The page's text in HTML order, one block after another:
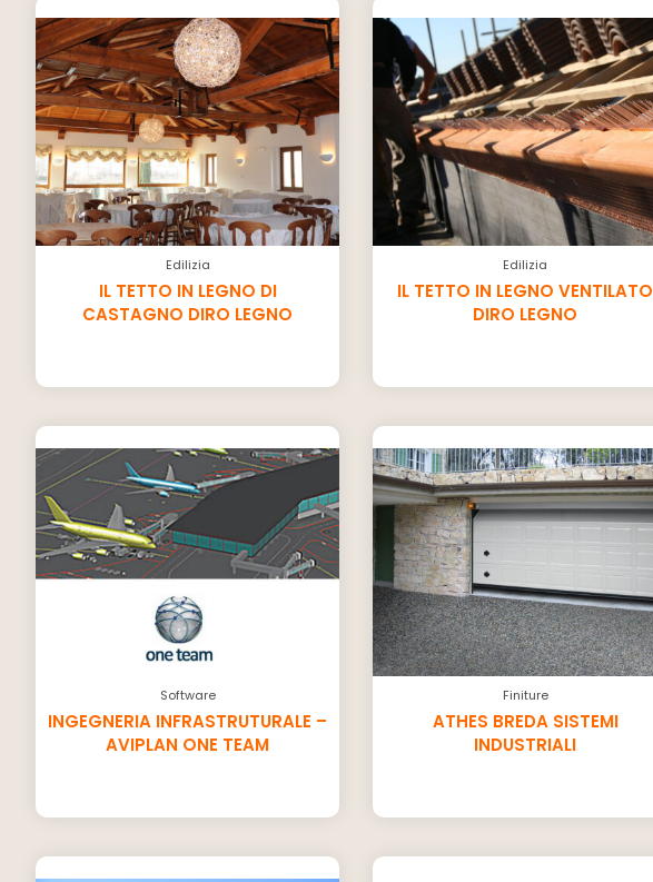
Edilizia
IL TETTO IN LEGNO DI
CASTAGNO DIRO LEGNO
Edilizia
IL TETTO IN LEGNO VENTILATO
DIRO LEGNO
Software
INGEGNERIA INFRASTRUTURALE –
AVIPLAN ONE TEAM
Finiture
ATHES BREDA SISTEMI
INDUSTRIALI